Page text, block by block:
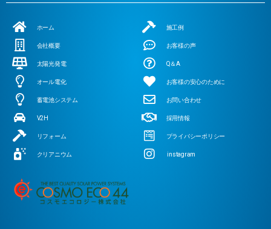
ホーム
会社概要
太陽光発電
オール電化
蓄電池システム
V2H
リフォーム
クリアニウム
施工例
お客様の声
Q＆A
お客様の安心のために
お問い合わせ
採用情報
プライバシーポリシー
instagram